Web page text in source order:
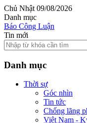
Chủ Nhật 09/08/2026
Danh mục
Báo Công Luận
Tin mới
Danh mục
Thời sự
Góc nhìn
Tin tức
Chống lãng
Việt Nam -